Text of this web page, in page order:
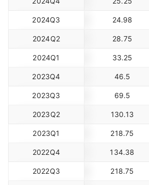
2024Q3 24.98
2024Q2 28.75
2024Q1 33.25
2023Q4 46.5
2023Q3 69.5
2023Q2 130.13
2023Q1 218.75
2022Q4 134.38
2022Q3 218.75